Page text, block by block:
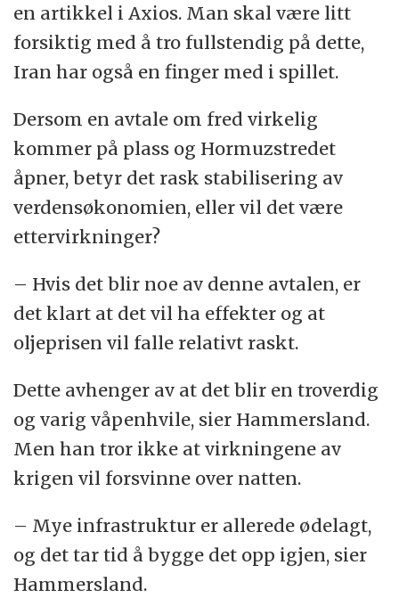
en artikkel i Axios. Man skal være litt
forsiktig med å tro fullstendig på dette,
Iran har også en finger med i spillet.
Dersom en avtale om fred virkelig
kommer på plass og Hormuzstredet
åpner, betyr det rask stabilisering av
verdensøkonomien, eller vil det være
ettervirkninger?
– Hvis det blir noe av denne avtalen, er
det klart at det vil ha effekter og at
oljeprisen vil falle relativt raskt.
Dette avhenger av at det blir en troverdig
og varig våpenhvile, sier Hammersland.
Men han tror ikke at virkningene av
krigen vil forsvinne over natten.
– Mye infrastruktur er allerede ødelagt,
og det tar tid å bygge det opp igjen, sier
Hammersland.